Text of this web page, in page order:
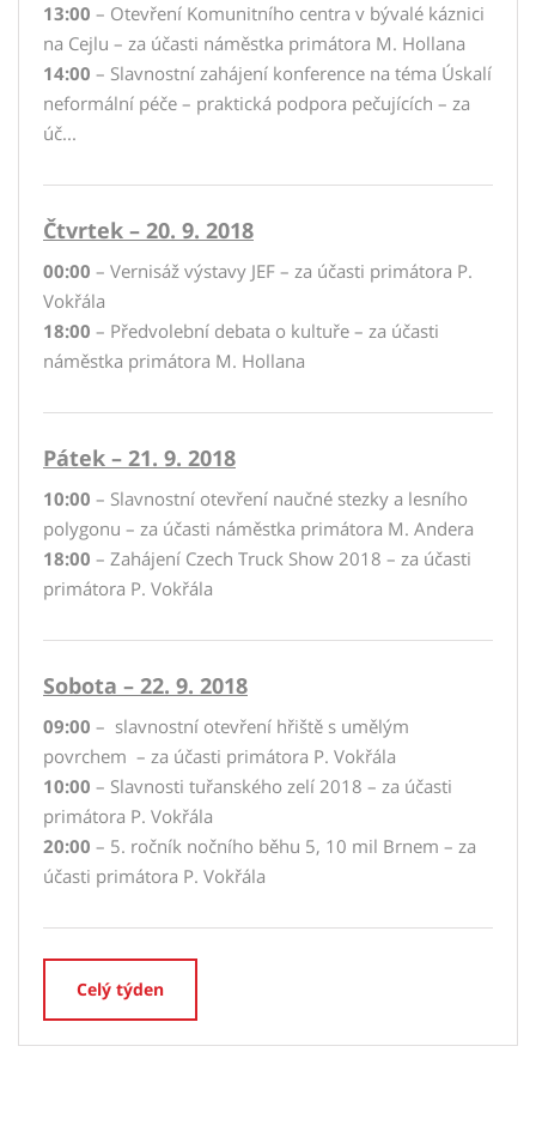
13:00 – Otevření Komunitního centra v bývalé káznici
na Cejlu – za účasti náměstka primátora M. Hollana
14:00 – Slavnostní zahájení konference na téma Úskalí
neformální péče – praktická podpora pečujících – za
úč...
Čtvrtek – 20. 9. 2018
00:00 – Vernisáž výstavy JEF – za účasti primátora P.
Vokřála
18:00 – Předvolební debata o kultuře – za účasti
náměstka primátora M. Hollana
Pátek – 21. 9. 2018
10:00 – Slavnostní otevření naučné stezky a lesního
polygonu – za účasti náměstka primátora M. Andera
18:00 – Zahájení Czech Truck Show 2018 – za účasti
primátora P. Vokřála
Sobota – 22. 9. 2018
09:00 – slavnostní otevření hřiště s umělým
povrchem – za účasti primátora P. Vokřála
10:00 – Slavnosti tuřanského zelí 2018 – za účasti
primátora P. Vokřála
20:00 – 5. ročník nočního běhu 5, 10 mil Brnem – za
účasti primátora P. Vokřála
Celý týden